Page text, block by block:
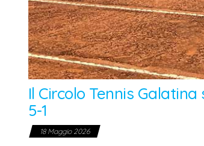
Il Circolo Tennis
5-1
18 Maggio 2026